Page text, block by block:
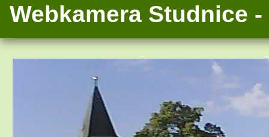
Webkamera Studnice